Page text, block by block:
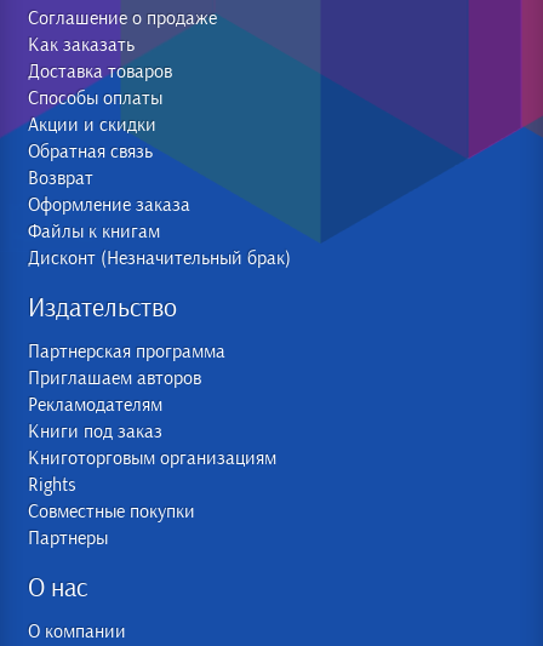
Соглашение о продаже
Как заказать
Доставка товаров
Способы оплаты
Акции и скидки
Обратная связь
Возврат
Оформление заказа
Файлы к книгам
Дисконт (Незначительный брак)
Издательство
Партнерская программа
Приглашаем авторов
Рекламодателям
Книги под заказ
Книготорговым организациям
Rights
Совместные покупки
Партнеры
О нас
О компании